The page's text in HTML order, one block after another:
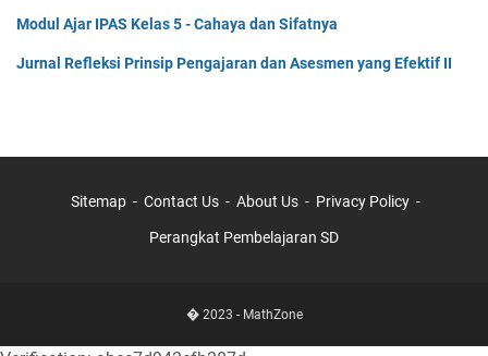
Modul Ajar IPAS Kelas 5 - Cahaya dan Sifatnya
Jurnal Refleksi Prinsip Pengajaran dan Asesmen yang Efektif II
Sitemap Contact Us About Us Privacy Policy
Perangkat Pembelajaran SD
� 2023 - MathZone